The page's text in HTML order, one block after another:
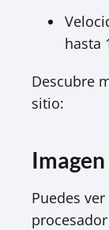
hasta
Descubre
sitio:​
Puedes